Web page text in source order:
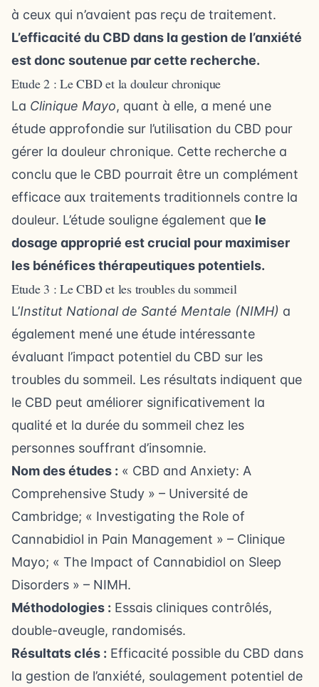
à ceux qui n’avaient pas reçu de traitement.
L’efficacité du CBD dans la gestion de l’anxiété
est donc soutenue par cette recherche.
Etude 2 : Le CBD et la douleur chronique
La Clinique Mayo, quant à elle, a mené une
étude approfondie sur l’utilisation du CBD pour
gérer la douleur chronique. Cette recherche a
conclu que le CBD pourrait être un complément
efficace aux traitements traditionnels contre la
douleur. L’étude souligne également que le
dosage approprié est crucial pour maximiser
les bénéfices thérapeutiques potentiels.
Etude 3 : Le CBD et les troubles du sommeil
L’Institut National de Santé Mentale (NIMH) a
également mené une étude intéressante
évaluant l’impact potentiel du CBD sur les
troubles du sommeil. Les résultats indiquent que
le CBD peut améliorer significativement la
qualité et la durée du sommeil chez les
personnes souffrant d’insomnie.
Nom des études : « CBD and Anxiety: A
Comprehensive Study » – Université de
Cambridge; « Investigating the Role of
Cannabidiol in Pain Management » – Clinique
Mayo; « The Impact of Cannabidiol on Sleep
Disorders » – NIMH.
Méthodologies : Essais cliniques contrôlés,
double-aveugle, randomisés.
Résultats clés : Efficacité possible du CBD dans
la gestion de l’anxiété, soulagement potentiel de